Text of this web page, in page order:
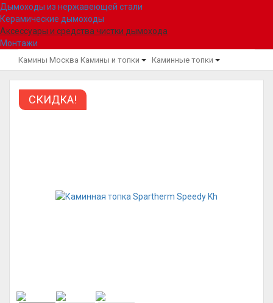
Дымоходы из нержавеющей стали
Керамические дымоходы
Аксессуары и средства чистки дымохода
Монтажи
Камины Москва Камины и топки Каминные топки
СКИДКА!